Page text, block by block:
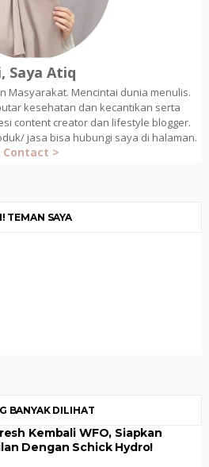
Saya Atiq
Masyarakat. Mencintai dunia menulis.
kesehatan dan kecantikan serta
content creator dan lifestyle blogger.
jasa bisa hubungi saya di halaman.
Contact >
TEMAN SAYA
BANYAK DILIHAT
Kembali WFO, Siapkan
Dengan Schick Hydro!